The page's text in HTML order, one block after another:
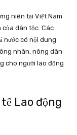
niên tại Việt Nam
của dân tộc. Các
nước có nội dung
nhân, nông dân
cho người lao động
Lao động